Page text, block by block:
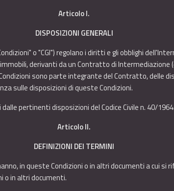
Articolo I.
DISPOSIZIONI GENERALI
o "CGI") regolano i diritti e gli obblighi
derivanti da un Contratto di Intermediazione
sono parte integrante del Contratto, delle
sulle disposizioni di queste Condizioni.
pertinenti disposizioni del Codice Civile n. 40/
Articolo II.
DEFINIZIONI DEI TERMINI
in queste Condizioni o in altri documenti a cui si
o in altri documenti.